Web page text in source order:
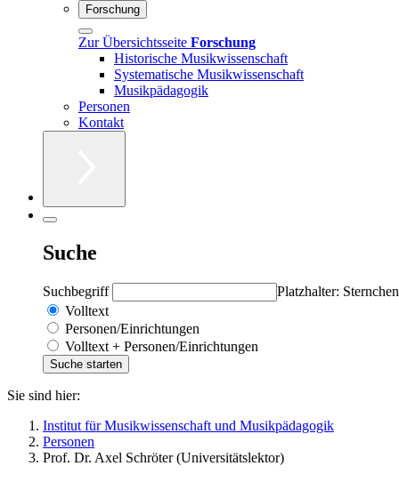
Forschung
Zur Übersichtsseite Forschung
Historische Musikwissenschaft
Systematische Musikwissenschaft
Musikpädagogik
Personen
Kontakt
Suche
Suchbegriff
Platzhalter:
Volltext
Personen/Einrichtungen
Volltext + Personen/Einrichtungen
Sie sind hier:
Institut für Musikwissenschaft und Musikpädagogik
Personen
Prof. Dr. Axel Schröter (Universitätslektor)